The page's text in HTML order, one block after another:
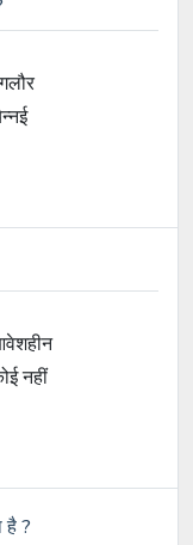
नहीं
है ?